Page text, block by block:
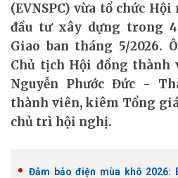
(EVNSPC) vừa tổ chức
đầu tư xây dựng trong
Giao ban tháng 5/2026.
Chủ tịch Hội đồng thành
Nguyễn Phước Đức -
thành viên, kiêm Tổng
chủ trì hội nghị.
Đảm bảo điện mùa khô 2026: